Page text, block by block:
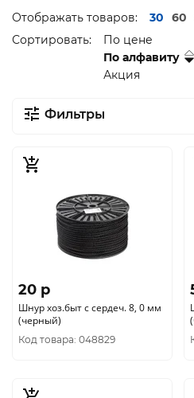
Отображать товаров: 30 60
Сортировать:
По цене
По алфавиту
Акция
Фильтры
20 p
Шнур хоз.быт с сердеч. 8, 0 мм
(черный)
Код товара: 048829